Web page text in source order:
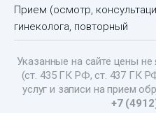
Прием (осмотр,
гинеколога, повторный
Указанные на сайте цены
(ст. 435 ГК РФ, cт. 437 ГК
услуг и записи на прием
+7